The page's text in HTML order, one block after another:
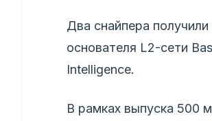
Два снайпера
основателя L2-сети
Intelligence.
В рамках выпуска 500